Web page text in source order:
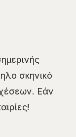
σκηνικό
Εάν